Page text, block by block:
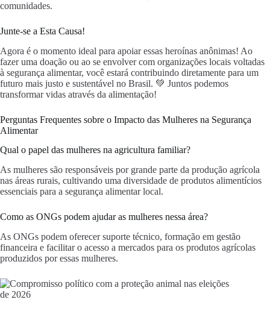
comunidades.
Junte-se a Esta Causa!
Agora é o momento ideal para apoiar essas heroínas anônimas! Ao
fazer uma doação ou ao se envolver com organizações locais voltadas
à segurança alimentar, você estará contribuindo diretamente para um
futuro mais justo e sustentável no Brasil. 💚 Juntos podemos
transformar vidas através da alimentação!
Perguntas Frequentes sobre o Impacto das Mulheres na Segurança
Alimentar
Qual o papel das mulheres na agricultura familiar?
As mulheres são responsáveis por grande parte da produção agrícola
nas áreas rurais, cultivando uma diversidade de produtos alimentícios
essenciais para a segurança alimentar local.
Como as ONGs podem ajudar as mulheres nessa área?
As ONGs podem oferecer suporte técnico, formação em gestão
financeira e facilitar o acesso a mercados para os produtos agrícolas
produzidos por essas mulheres.